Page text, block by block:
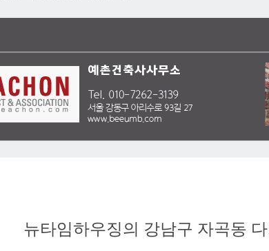
뉴타임하우징의 강남구 자곡동